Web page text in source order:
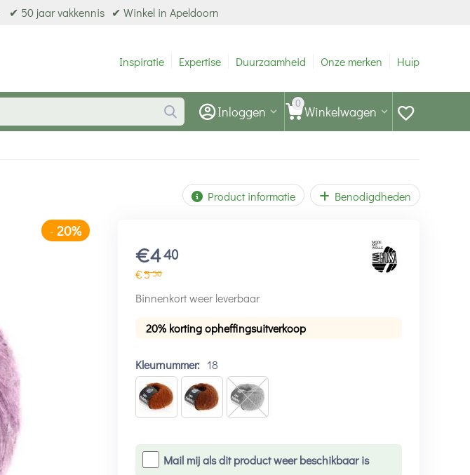
✔ 50 jaar vakkennis ✔ Winkel in Apeldoorn
Inspiratie Expertise Duurzaamheid Onze merken Hulp
0 Winkelwagen
Inloggen
Product informatie Benodigdheden
€440
€550
Binnenkort weer leverbaar
20% korting opheffingsuitverkoop
Kleurnummer: 18
Mail mij als dit product weer beschikbaar is